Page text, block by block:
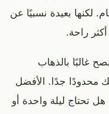
لكنها بعيدة نسبيًا عن
راحة.
غالبًا بالذهاب
محدودًا جدًا. الأفضل
تحتاج ليلة واحدة أو